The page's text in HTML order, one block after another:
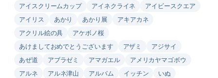
アイスクリームカップ
アイネクライネ
アイビースクエア
アイリス
あかり あかり展
アキアカネ
アクリル絵の具
アケボノ桜
あけましておめでとうございます
アザミ
アジサイ
あぜ道
アブラゼミ アマガエル
アメリカヤマゴボウ
アルネ
アルネ津山 アルバム イッチン
いぬ